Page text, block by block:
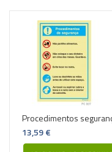
Procedimentos
13,59 €